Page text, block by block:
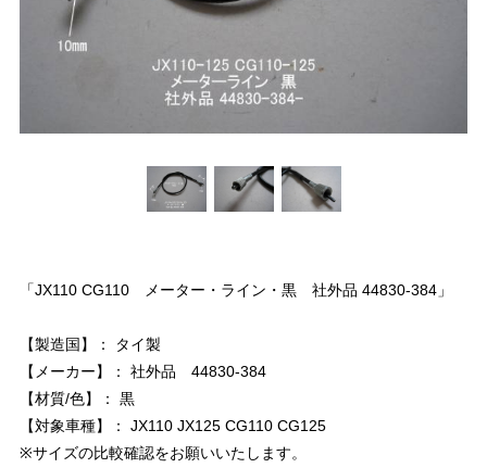
「JX110 CG110 メーター・ライン・黒 社外品 44830-384」
【製造国】： タイ製
【メーカー】： 社外品 44830-384
【材質/色】： 黒
【対象車種】： JX110 JX125 CG110 CG125
※サイズの比較確認をお願いいたします。